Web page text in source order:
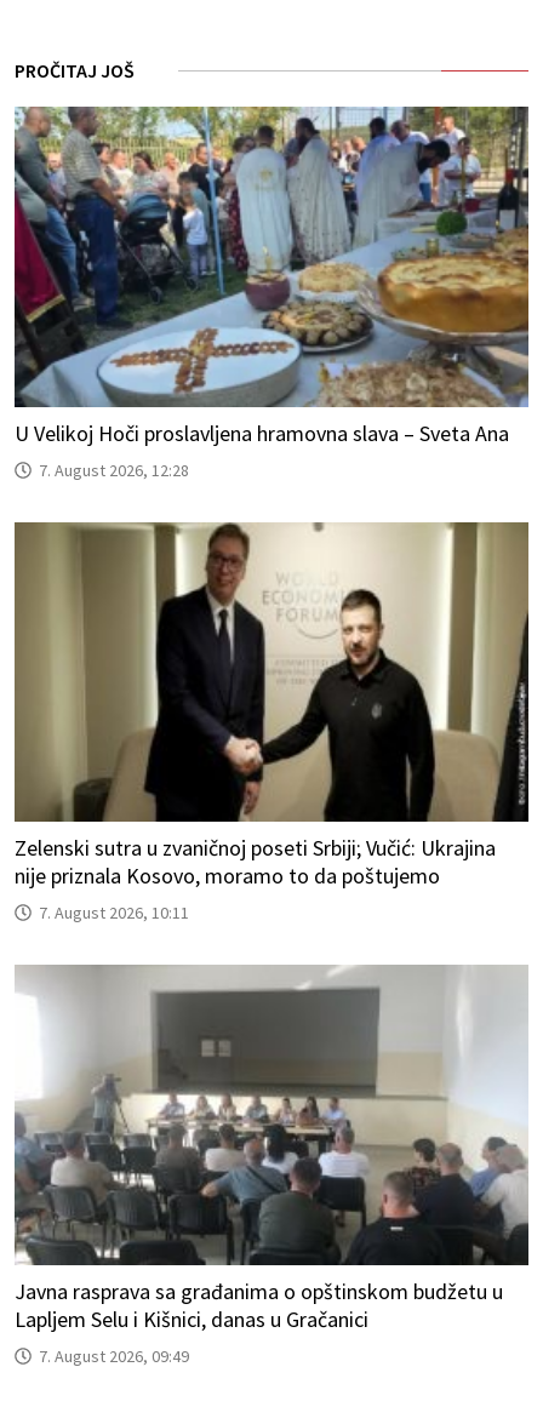
PROČITAJ JOŠ
U Velikoj Hoči proslavljena hramovna slava – Sveta Ana
7. August 2026, 12:28
Zelenski sutra u zvaničnoj poseti Srbiji; Vučić: Ukrajina
nije priznala Kosovo, moramo to da poštujemo
7. August 2026, 10:11
Javna rasprava sa građanima o opštinskom budžetu u
Lapljem Selu i Kišnici, danas u Gračanici
7. August 2026, 09:49